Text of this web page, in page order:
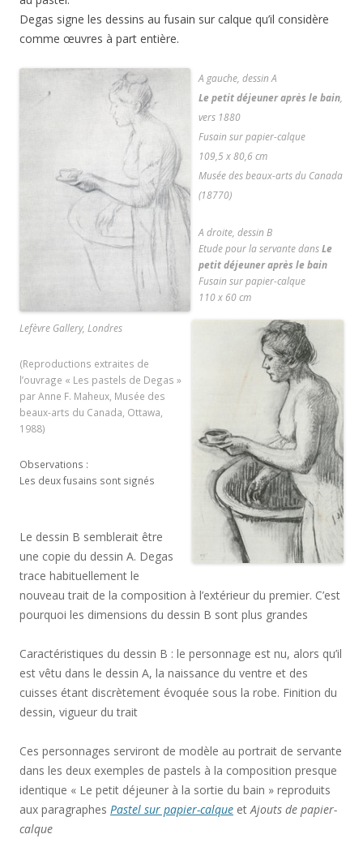
Degas signe les dessins au fusain sur calque qu’il considère
comme œuvres à part entière.
A gauche, dessin A
Le petit déjeuner après le bain
vers 1880
Fusain sur papier-calque
109,5 x 80,6 cm
Musée des beaux-arts du Canada
(18770)
A droite, dessin B
Etude pour la servante dansLe
petit déjeuner après le bain
Fusain sur papier-calque
110 x 60 cm
Lefèvre Gallery, Londres
(Reproductions extraites de
l’ouvrage « Les pastels de Degas »
par Anne F. Maheux, Musée des
beaux-arts du Canada, Ottawa,
1988)
Observations :
Les deux fusains sont signés
Le dessin B semblerait être
une copie du dessin A. Degas
trace habituellement le
nouveau trait de la composition à l’extérieur du premier. C’est
pourquoi les dimensions du dessin B sont plus grandes
Caractéristiques du dessin B : le personnage est nu, alors qu’il
est vêtu dans le dessin A, la naissance du ventre et des
cuisses étant discrètement évoquée sous la robe. Finition du
dessin, vigueur du trait
Ces personnages serviront de modèle au portrait de servante
dans les deux exemples de pastels à la composition presque
identique « Le petit déjeuner à la sortie du bain » reproduits
aux paragraphes Pastel sur papier-calque etAjouts de papier-
calque